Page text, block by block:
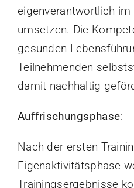
eigenverantwortlich im
umsetzen. Die
gesunden
Teilnehmenden
damit nachhaltig
Auffrischungsphase:
Nach der ersten
Eigenaktivitätsphase
Trainingsergebnisse